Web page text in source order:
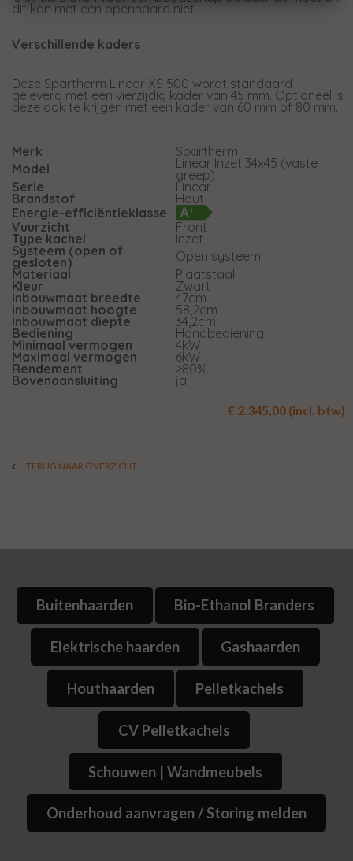
dit kan met een openhaard niet.
Verschillende kaders
Deze Spartherm Linear XS 500 wordt standaard
geleverd met een vierzijdig kader van 45 mm. Optioneel is
deze ook te krijgen met een kader van 60 mm of 80 mm.
Merk
Spartherm
Model
Linear Inzet 34x45 (vaste
greep)
Serie Linear
Brandstof
Hout
Energie-efficiëntieklasse
Vuurzicht
Front
Type kachel Inzet
Systeem (open of
gesloten)
Open systeem
Materiaal
Plaatstaal
Kleur Zwart
Inbouwmaat breedte 47cm
Inbouwmaat hoogte 58,2cm
Inbouwmaat diepte 34,2cm
Bediening Handbediening
Minimaal vermogen 4kW
Maximaal vermogen 6kW
Rendement >80%
Bovenaansluiting ja
€ 2.345,00 (incl. btw)
TERUG NAAR OVERZICHT
Buitenhaarden Bio-Ethanol Branders
Elektrische haarden Gashaarden
Houthaarden Pelletkachels
CV Pelletkachels
Schouwen | Wandmeubels
Onderhoud aanvragen / Storing melden